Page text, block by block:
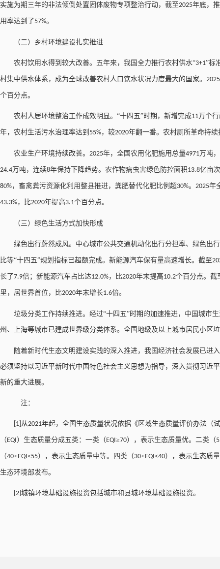
实施为期三年的非法倾倒处置固体废物专项整治行动，截至2025年底，
用率达到了57%。
（二）乡村环境建设扎实推进
农村饮用水得到较大改善。五年来，我国全力推行农村供水“3+1”标
村集中供水体系，成为全球改善农村人口饮水状况力度最大的国家。 2025
个百分点。
农村人居环境整治工作成效明显。 “十四五”时期，新增完成11万个
年，农村生活污水治理率达到 55%，较2020年翻一番。农村厕所革命持续
农业生产环境持续改善。 2025年，全国农用化肥施用总量4971万吨
24.4万吨，连续8年保持下降趋势。农作物病虫害绿色防控面积13.8亿亩
80%，畜禽粪污资源化利用整县推进，粪肥替代化肥比例超30%。 2025年
43.3%，比2020年提高3.1个百分点。
（三）绿色生活方式加快形成
绿色出行蔚然成风。中心城市公共交通机动化出行分担率、绿色出
比等“十四五”规划指标已超额完成。新能源汽车保有量高速增长。截至
长了7.9倍；新能源汽车占比达12.0%，比2020年末提高10.2个百分点。截
里，居世界首位，比2020年末增长1.6倍。
垃圾分类工作持续推进。经过“十四五”时期的加速推进，中国城市
州、上海等城市已建成世界级分类体系。全国地级及以上城市居民小区
随着新时代生态文明建设实践的深入推进，我国经济社会发展已进
必须坚持以习近平新时代中国特色社会主义思想为指导，深入贯彻习近
新的重大进展。
注：
[1] 从2021年起，全国生态质量状况依据《区域生态质量评价办法（
（EQI）生态质量分成五类：一类（EQI≥70），表示生态质量优。二类（
（40≤EQI<55），表示生态质量中等。四类（30≤EQI<40），表示生态质
生态环境部发布。
[2] 城镇环境基础设施投资包括城市和县城环境基础设施投资。